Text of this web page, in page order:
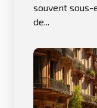
souvent sous-
de...